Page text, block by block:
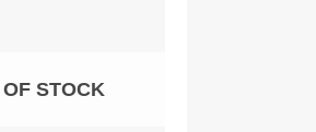
STOCK